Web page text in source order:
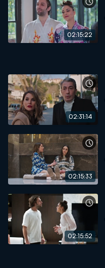
02:15:22
02:31:14
02:15:33
02:15:52